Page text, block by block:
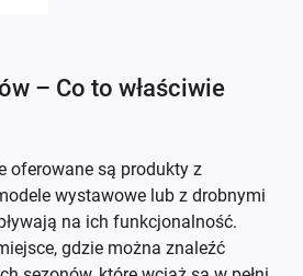
– Co to właściwie
oferowane są produkty z
wystawowe lub z drobnymi
na ich funkcjonalność.
gdzie można znaleźć